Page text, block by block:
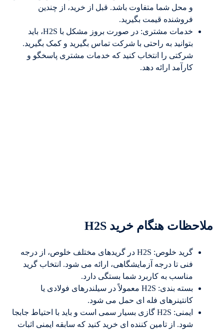
و محل شما متفاوت باشد. قبل از خرید، از چندین
فروشنده قیمت بگیرید.
خدمات مشتری: در صورت بروز مشکل با H2S، باید
بتوانید به راحتی با شرکت تماس بگیرید و کمک بگیرید.
شرکتی را انتخاب کنید که خدمات مشتری پاسخگو و
کارآمد ارائه دهد.
ملاحظات هنگام خرید H2S
گرید خلوص: H2S در گریدهای مختلف خلوص، از درجه
فنی تا درجه آزمایشگاهی، ارائه می شود. انتخاب گرید
مناسب به کاربرد شما بستگی دارد.
بسته بندی: H2S معمولاً در سیلندرهای فولادی یا
کانتینرهای فله ای حمل می شود.
ایمنی: H2S گازی بسیار سمی است و باید با احتیاط جابجا
شود. از تامین کننده ای خرید کنید که سابقه ایمنی اثبات